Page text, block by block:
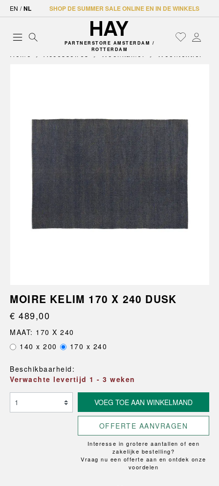
EN / NL SHOP DE SUMMER SALE ONLINE EN IN DE WINKELS
PARTNERSTORE AMSTERDAM /
ROTTERDAM
Home Accessoires Woonkamer Woontextiel
MOIRE KELIM 170 X 240 DUSK
€ 489,00
MAAT: 170 X 240
140 x 200
170 x 240
Beschikbaarheid:
Verwachte levertijd 1 - 3 weken
VOEG TOE AAN WINKELMAND
OFFERTE AANVRAGEN
Interesse in grotere aantallen of een
zakelijke bestelling?
Vraag nu een offerte aan en ontdek onze
voordelen